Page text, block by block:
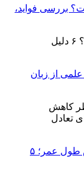
بررسی فواید،
قهوه تلخ بنوشیم؟ ۶ دلیل علمی از زبان
مصرف بیش از حد پروتئین و خطر کاهش طول عمر؛ ۵